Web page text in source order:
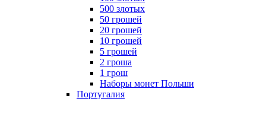
500 злотых
50 грошей
20 грошей
10 грошей
5 грошей
2 гроша
1 грош
Наборы монет Польши
Португалия